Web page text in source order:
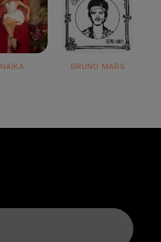
NAÏKA BRUNO MARS